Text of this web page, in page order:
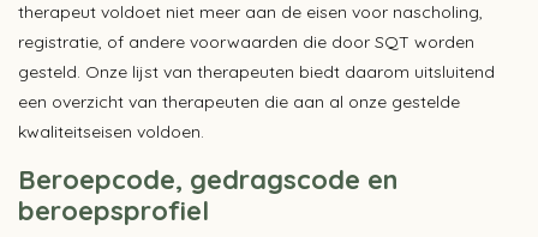
therapeut voldoet niet meer aan de eisen voor nascholing,
registratie, of andere voorwaarden die door SQT worden
gesteld. Onze lijst van therapeuten biedt daarom uitsluitend
een overzicht van therapeuten die aan al onze gestelde
kwaliteitseisen voldoen.
Beroepcode, gedragscode en
beroepsprofiel